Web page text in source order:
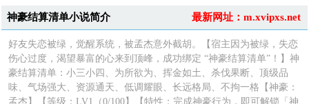
最新网址：m.xvipxs.net
神豪结算清单小说简介
好友失恋被绿，觉醒系统，被孟杰意外截胡。【宿主因为被绿，失恋
伤心过度，渴望暴富的心来到顶峰，成功绑定 “神豪结算清单”！】神
豪结算清单：小三小四、为所欲为、挥金如土、杀伐果断、顶级品
味、气场强大、资源通天、低调耀眼、长远格局、不拘一格【神豪：
孟杰】【等级：LV1（0/100】【特性：完成神豪行为，即可解锁「神